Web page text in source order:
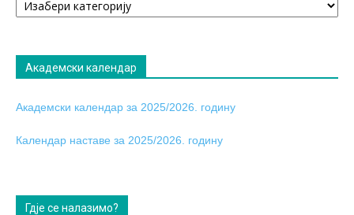
табла
Академски календар
Академски календар за 2025/2026. годину
Календар наставе за 2025/2026. годину
Гдје се налазимо?